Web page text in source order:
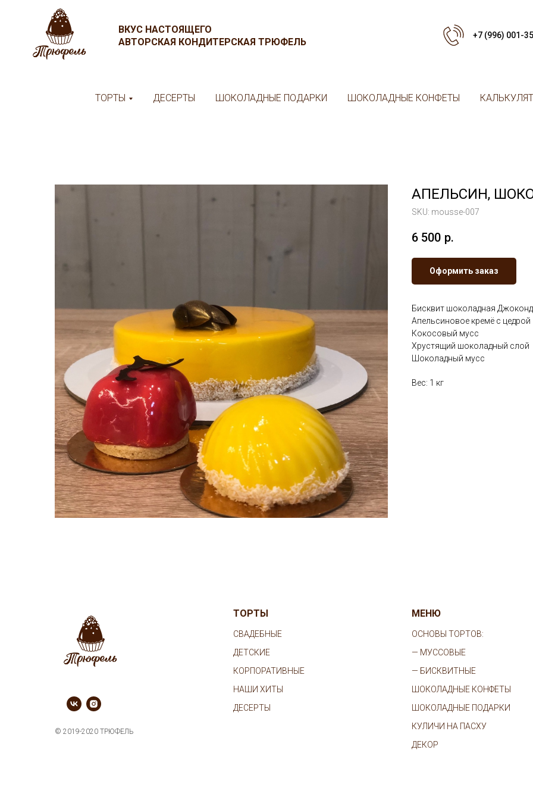
ВКУС НАСТОЯЩЕГО
АВТОРСКАЯ КОНДИТЕРСКАЯ ТРЮФЕЛЬ
+7 (996) 001-
ТОРТЫ ДЕСЕРТЫ ШОКОЛАДНЫЕ ПОДАРКИ ШОКОЛАДНЫЕ КОНФЕТЫ
АПЕЛЬСИН,
SKU: mousse-007
6 500 р.
Оформить заказ
Бисквит шоколадная
Апельсиновое кремё с цедрой
Кокосовый мусс
Хрустящий шоколадный слой
Шоколадный мусс
Вес: 1 кг
© 2019-2020 ТРЮФЕЛЬ
ТОРТЫ
СВАДЕБНЫЕ
ДЕТСКИЕ
КОРПОРАТИВНЫЕ
НАШИ ХИТЫ
ДЕСЕРТЫ
МЕНЮ
ОСНОВЫ ТОРТОВ:
— МУССОВЫЕ
— БИСКВИТНЫЕ
ШОКОЛАДНЫЕ КОНФЕТЫ
ШОКОЛАДНЫЕ ПОДАРКИ
КУЛИЧИ НА ПАСХУ
ДЕКОР